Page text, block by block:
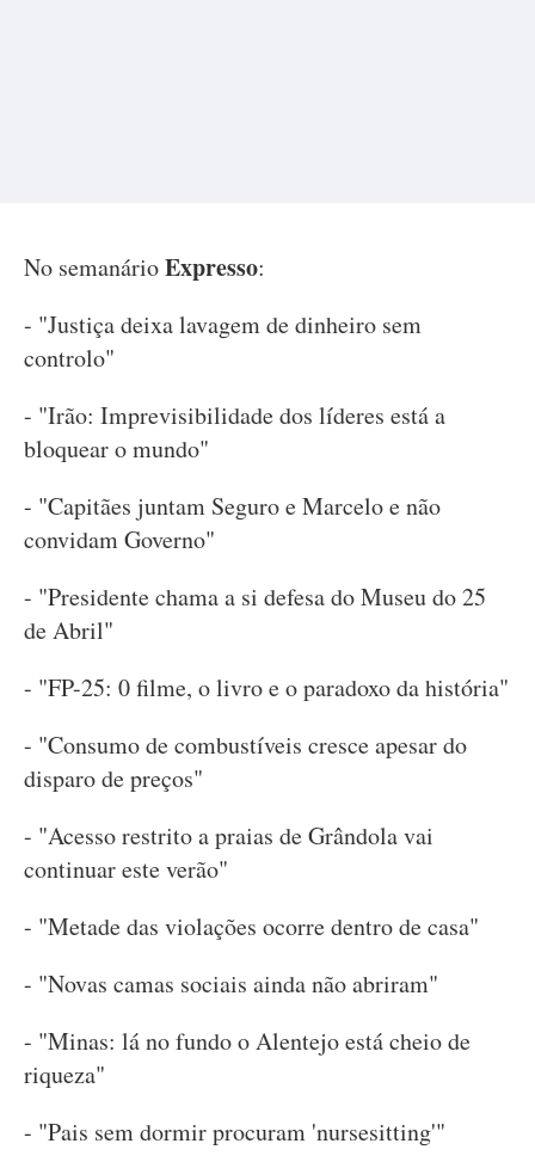
No semanárioExpresso:
- "Justiça deixa lavagem de dinheiro sem
controlo"
- "Irão: Imprevisibilidade dos líderes está a
bloquear o mundo"
- "Capitães juntam Seguro e Marcelo e não
convidam Governo"
- "Presidente chama a si defesa do Museu do 25
de Abril"
- "FP-25: 0 filme, o livro e o paradoxo da história"
- "Consumo de combustíveis cresce apesar do
disparo de preços"
- "Acesso restrito a praias de Grândola vai
continuar este verão"
- "Metade das violações ocorre dentro de casa"
- "Novas camas sociais ainda não abriram"
- "Minas: lá no fundo o Alentejo está cheio de
riqueza"
- "Pais sem dormir procuram 'nursesitting'"